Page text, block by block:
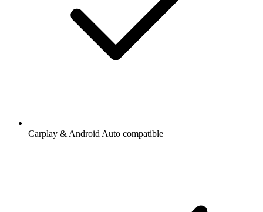
Carplay & Android Auto compatible